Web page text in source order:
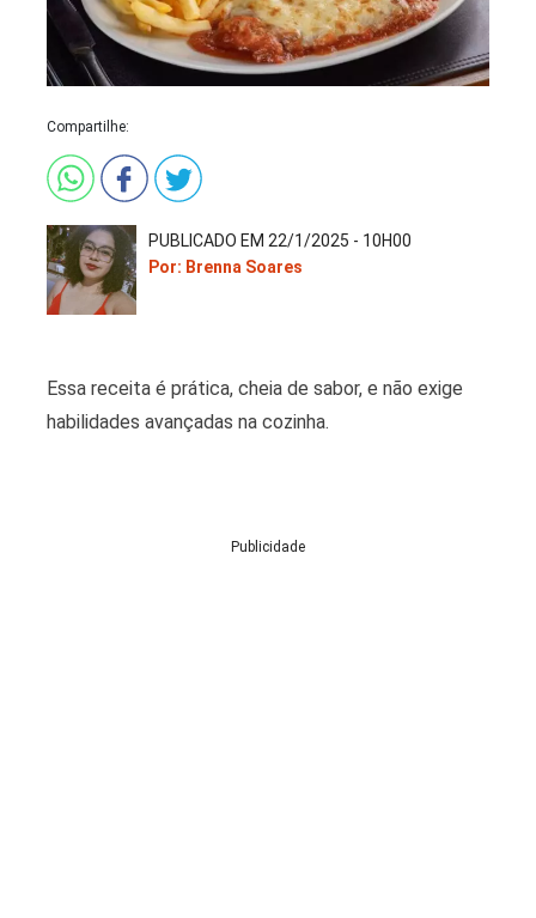
Compartilhe:
PUBLICADO EM 22/1/2025 - 10H00
Por: Brenna Soares
Essa receita é prática, cheia de sabor, e não exige
habilidades avançadas na cozinha.
Publicidade